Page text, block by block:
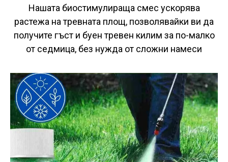
Нашата биостимулираща смес ускорява
растежа на тревната площ, позволявайки ви да
получите гъст и буен тревен килим за по-малко
от седмица, без нужда от сложни намеси